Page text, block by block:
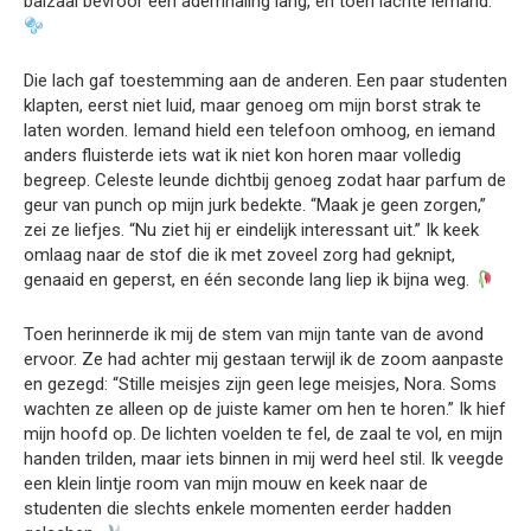
Die lach gaf toestemming aan de anderen. Een paar studenten
klapten, eerst niet luid, maar genoeg om mijn borst strak te
laten worden. Iemand hield een telefoon omhoog, en iemand
anders fluisterde iets wat ik niet kon horen maar volledig
begreep. Celeste leunde dichtbij genoeg zodat haar parfum de
geur van punch op mijn jurk bedekte. “Maak je geen zorgen,”
zei ze liefjes. “Nu ziet hij er eindelijk interessant uit.” Ik keek
omlaag naar de stof die ik met zoveel zorg had geknipt,
genaaid en geperst, en één seconde lang liep ik bijna weg.
Toen herinnerde ik mij de stem van mijn tante van de avond
ervoor. Ze had achter mij gestaan terwijl ik de zoom aanpaste
en gezegd: “Stille meisjes zijn geen lege meisjes, Nora. Soms
wachten ze alleen op de juiste kamer om hen te horen.” Ik hief
mijn hoofd op. De lichten voelden te fel, de zaal te vol, en mijn
handen trilden, maar iets binnen in mij werd heel stil. Ik veegde
een klein lintje room van mijn mouw en keek naar de
studenten die slechts enkele momenten eerder hadden